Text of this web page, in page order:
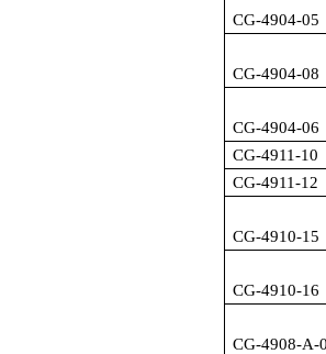
CG-4904-05
CG-4904-08
CG-4904-06
CG-4911-10
CG-4911-12
CG-4910-15
CG-4910-16
CG-4908-A-